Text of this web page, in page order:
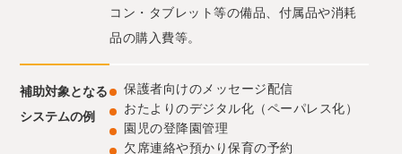
コン・タブレット等の備品、付属品や消耗
品の購入費等。
補助対象となる
システムの例
保護者向けのメッセージ配信
おたよりのデジタル化（ペーパレス化）
園児の登降園管理
欠席連絡や預かり保育の予約